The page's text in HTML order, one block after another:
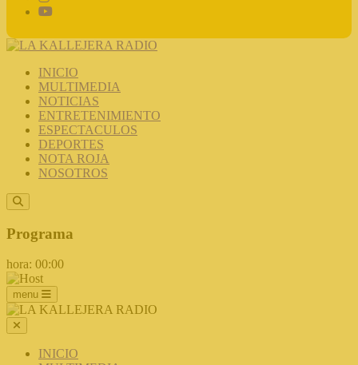
INICIO
MULTIMEDIA
NOTICIAS
ENTRETENIMIENTO
ESPECTACULOS
DEPORTES
NOTA ROJA
NOSOTROS
Programa
hora: 00:00
menu
INICIO